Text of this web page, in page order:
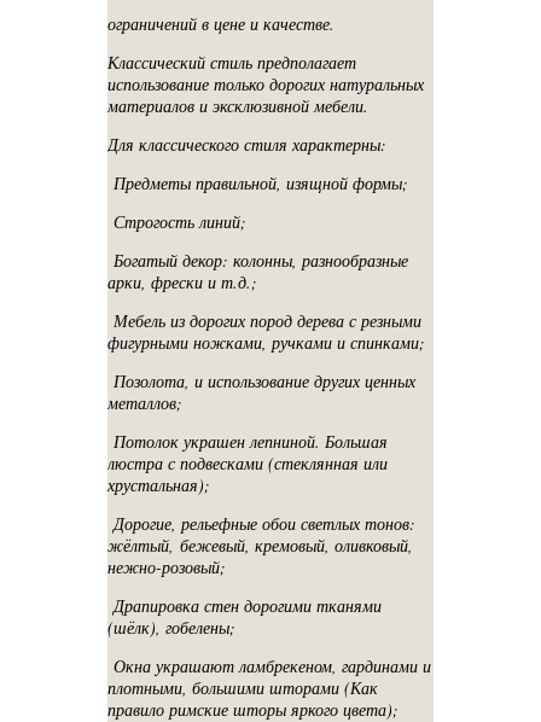
ограничений в цене и качестве.
Классический стиль предполагает
использование только дорогих натуральных
материалов и эксклюзивной мебели.
Для классического стиля характерны:
Предметы правильной, изящной формы;
Строгость линий;
Богатый декор: колонны, разнообразные
арки, фрески и т.д.;
Мебель из дорогих пород дерева с резными
фигурными ножками, ручками и спинками;
Позолота, и использование других ценных
металлов;
Потолок украшен лепниной. Большая
люстра с подвесками (стеклянная или
хрустальная);
Дорогие, рельефные обои светлых тонов:
жёлтый, бежевый, кремовый, оливковый,
нежно-розовый;
Драпировка стен дорогими тканями
(шёлк), гобелены;
Окна украшают ламбрекеном, гардинами и
плотными, большими шторами (Как
правило римские шторы яркого цвета);